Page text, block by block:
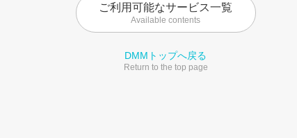
ご利用可能なサービス一覧
Available contents
DMMトップへ戻る
Return to the top page